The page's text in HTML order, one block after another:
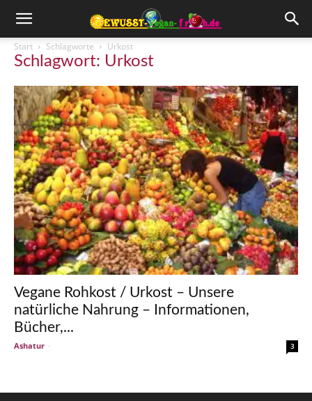
Start Schlagworte Urkost
Schlagwort: Urkost
Vegane Rohkost / Urkost – Unsere
natürliche Nahrung – Informationen,
Bücher,...
Ashatur - 3